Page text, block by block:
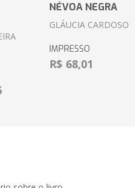
NÉVOA NEGRA
GLÁUCIA CARDOSO
IMPRESSO
R$ 68,01